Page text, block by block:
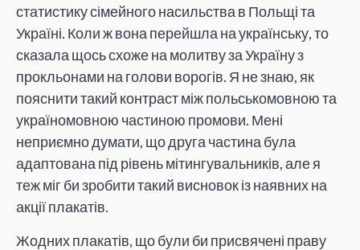
статистику сімейного насильства в Польщі та
Україні. Коли ж вона перейшла на українську, то
сказала щось схоже на молитву за Україну з
прокльонами на голови ворогів. Я не знаю, як
пояснити такий контраст між польськомовною та
україномовною частиною промови. Мені
неприємно думати, що друга частина була
адаптована під рівень мітингувальників, але я
теж міг би зробити такий висновок із наявних на
акції плакатів.
Жодних плакатів, що були би присвячені праву